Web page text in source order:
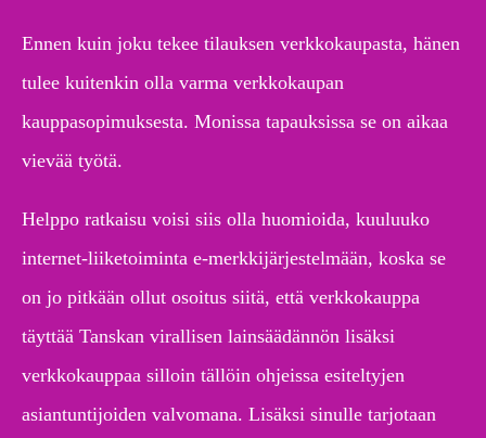
Ennen kuin joku tekee tilauksen verkkokaupasta, hänen
tulee kuitenkin olla varma verkkokaupan
kauppasopimuksesta. Monissa tapauksissa se on aikaa
vievää työtä.
Helppo ratkaisu voisi siis olla huomioida, kuuluuko
internet-liiketoiminta e-merkkijärjestelmään, koska se
on jo pitkään ollut osoitus siitä, että verkkokauppa
täyttää Tanskan virallisen lainsäädännön lisäksi
verkkokauppaa silloin tällöin ohjeissa esiteltyjen
asiantuntijoiden valvomana. Lisäksi sinulle tarjotaan